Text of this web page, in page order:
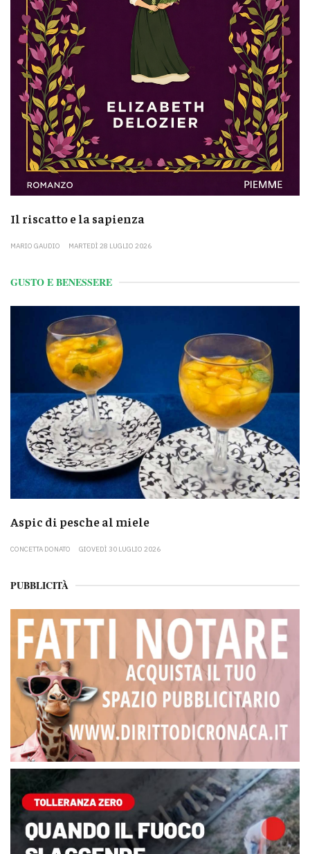
Il riscatto e la sapienza
MARIO GAUDIO MARTEDÌ 28 LUGLIO 2026
GUSTO E BENESSERE
Aspic di pesche al miele
CONCETTA DONATO GIOVEDÌ 30 LUGLIO 2026
PUBBLICITÀ